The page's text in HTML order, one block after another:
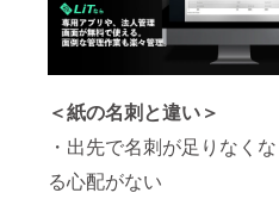
＜紙の名刺と違い＞
・出先で名刺が足りなくな
る心配がない